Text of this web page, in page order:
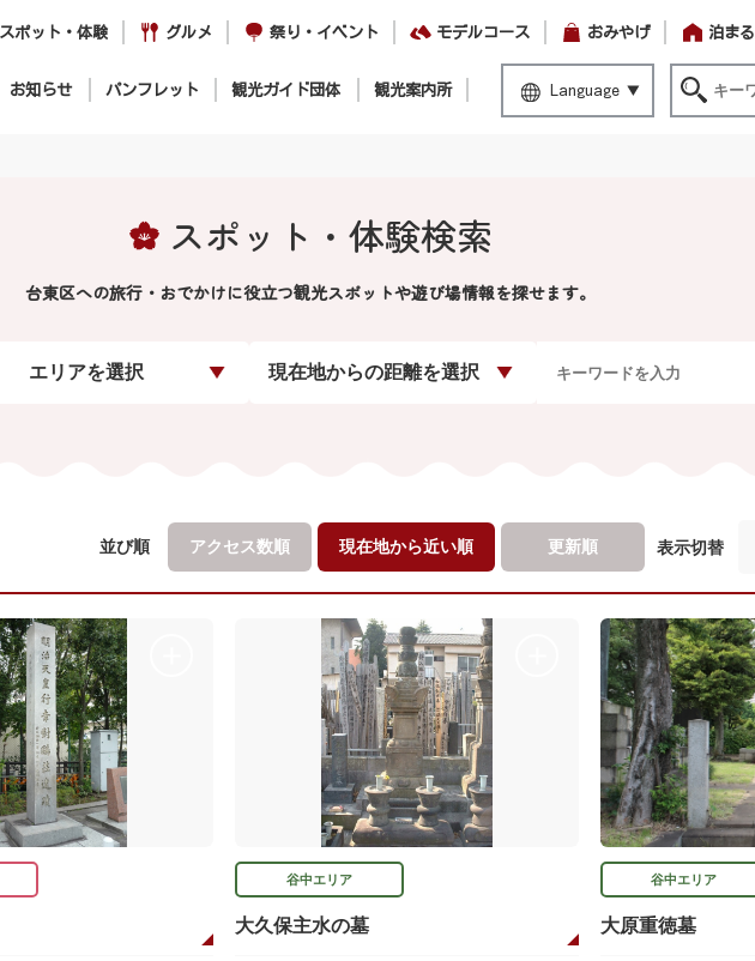
スポット・体験 グルメ 祭り・イベント モデルコース おみやげ 泊まる
お知らせ パンフレット 観光ガイド団体 観光案内所 Language
スポット・体験検索
台東区への旅行・おでかけに役立つ観光スポットや遊び場情報を探せます。
エリアを選択 現在地からの距離を選択
並び順 アクセス数順 現在地から近い順 更新順 表示切替
谷中エリア
大久保主水の墓
谷中エリア
大原重徳墓